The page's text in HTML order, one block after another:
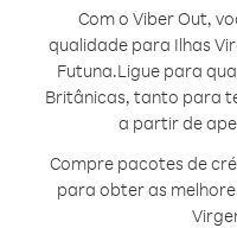
Com o Viber Out,
qualidade para Ilhas
Futuna.Ligue para
Britânicas, tanto para
a partir de
Compre pacotes de
para obter as